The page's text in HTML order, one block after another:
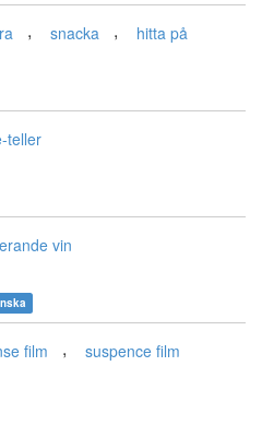
, snacka , hitta på
teller
vin
film , suspence film